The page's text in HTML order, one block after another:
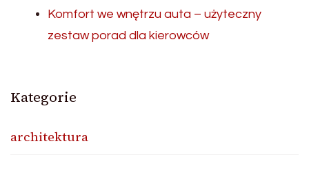
Komfort we wnętrzu auta – użyteczny
zestaw porad dla kierowców
Kategorie
architektura